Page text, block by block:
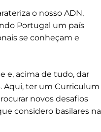
o nosso ADN,
Portugal um país
se conheçam e
e, acima de tudo, dar
Aqui, ter um Curriculum
novos desafios
considero basilares na